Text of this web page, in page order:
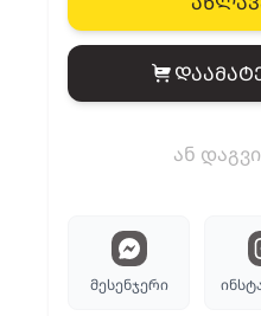
ან
მესენჯერი